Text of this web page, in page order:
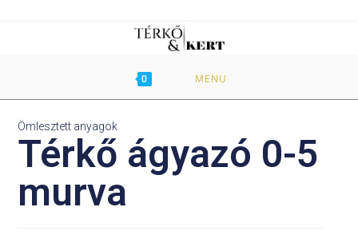
0 MENU
Ömlesztett anyagok
Térkő ágyazó 0-5
murva